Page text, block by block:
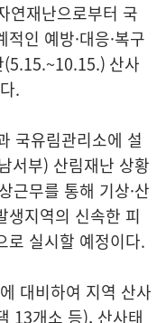
연재난으로부터 국
인 예방·대응·복구
산사
.
국유림관리소에 설
서부) 산림재난 상황
근무를 통해 기상·산
생지역의 신속한 피
로 실시할 예정이다.
대비하여 지역 산사
13개소 등), 산사태